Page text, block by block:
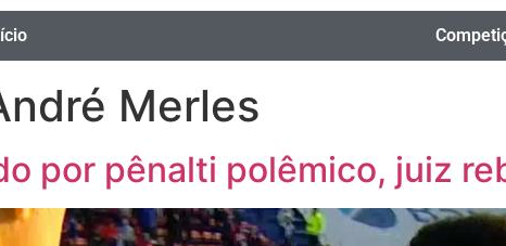
Merles
por pênalti polêmico, juiz